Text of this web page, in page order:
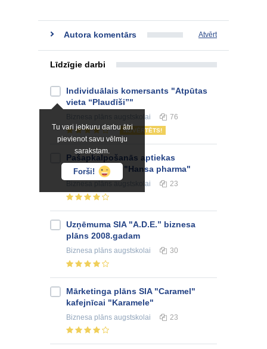
Autora komentārs Atvērt
Līdzīgie darbi
Tu vari jebkuru darbu ātri
pievienot savu vēlmju
sarakstam.
Forši!
Individuālais komersants "Atpūtas
vieta “Plaudīši”"
augstskolai 76
NOVĒRTĒTS!
Pašapkalpošanās aptiekas
atvēršana SIA "Hansa pharma"
augstskolai 23
Uzņēmuma SIA "A.D.E.” biznesa
plāns 2008.gadam
Biznesa plāns augstskolai 30
Mārketinga plāns SIA "Caramel"
kafejnīcai "Karamele"
Biznesa plāns augstskolai 23